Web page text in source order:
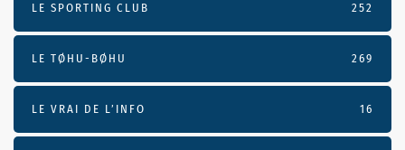
LE SPORTING CLUB 252
LE TØHU-BØHU 269
LE VRAI DE L’INFO 16